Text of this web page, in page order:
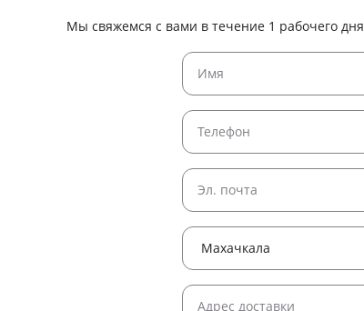
Мы свяжемся с вами в течение 1 рабочего